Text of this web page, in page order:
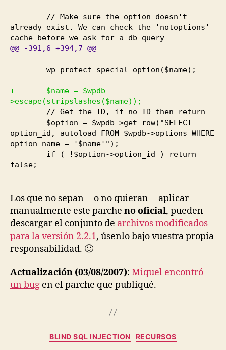
// Make sure the option doesn't
already exist. We can check the 'notoptions'
cache before we ask for a db query
@@
-391 , 6 +394, 7 @@
wp_protect_special_option ($name) ;
+ $name = $wpdb-
>escape(stripslashes ($name) ) ;
// Get the ID, if no ID then return
$option = $wpdb->get_row( "SELECT
option_id, autoload FROM $wpdb->options WHERE
option_name = '$name'" ) ;
if
( !$option->option_id )
return
false;
Los que no sepan -- o no quieran -- aplicar
manualmente este parche no oficial, pueden
descargar el conjunto de archivos modificados
para la versión 2.2.1, úsenlo bajo vuestra propia
responsabilidad. 🙂
Actualización (03/08/2007): Miquel encontró
un bug en el parche que publiqué.
Categories
BLIND SQL INJECTION RECURSOS